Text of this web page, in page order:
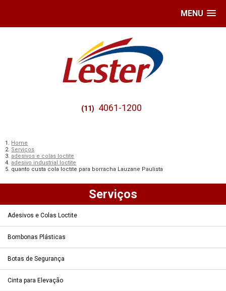
MENU
(11) 4061-1200
Home
Serviços
adesivos e colas loctite
adesivo industrial loctite
quanto custa cola loctite para borracha Lauzane Paulista
Serviços
Adesivos e Colas Loctite
Bombonas Plásticas
Botas de Segurança
Cinta para Elevação